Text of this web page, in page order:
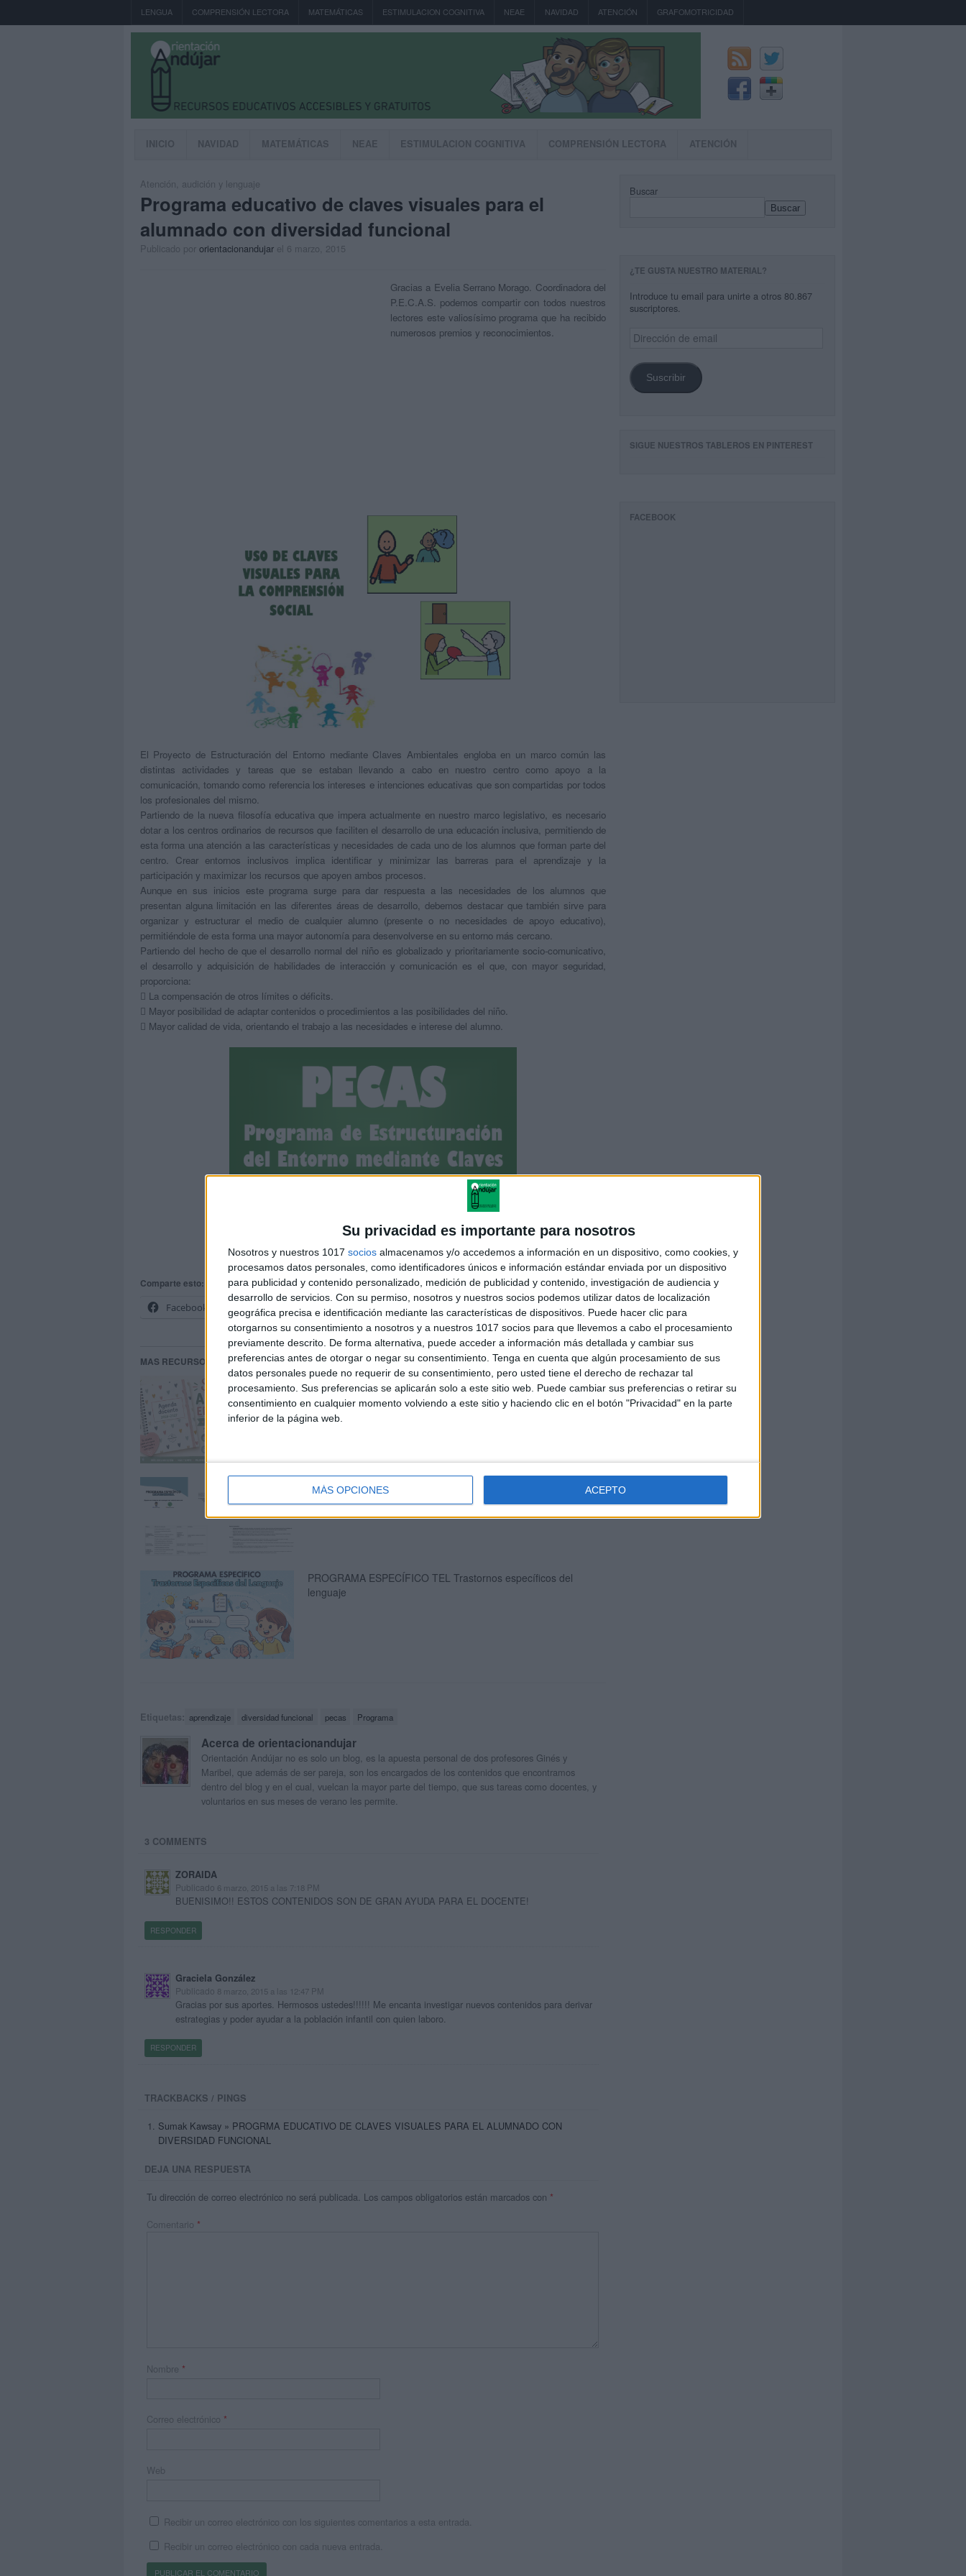
Su privacidad es importante para nosotros
Nosotros y nuestros 1017 socios almacenamos y/o accedemos a información en un dispositivo, como cookies, y
procesamos datos personales, como identificadores únicos e información estándar enviada por un dispositivo
para publicidad y contenido personalizado, medición de publicidad y contenido, investigación de audiencia y
desarrollo de servicios. Con su permiso, nosotros y nuestros socios podemos utilizar datos de localización
geográfica precisa e identificación mediante las características de dispositivos. Puede hacer clic para
otorgarnos su consentimiento a nosotros y a nuestros 1017 socios para que llevemos a cabo el procesamiento
previamente descrito. De forma alternativa, puede acceder a información más detallada y cambiar sus
preferencias antes de otorgar o negar su consentimiento. Tenga en cuenta que algún procesamiento de sus
datos personales puede no requerir de su consentimiento, pero usted tiene el derecho de rechazar tal
procesamiento. Sus preferencias se aplicarán solo a este sitio web. Puede cambiar sus preferencias o retirar su
consentimiento en cualquier momento volviendo a este sitio y haciendo clic en el botón "Privacidad" en la parte
inferior de la página web.
MÁS OPCIONES ACEPTO
LENGUA COMPRENSIÓN LECTORA MATEMÁTICAS ESTIMULACION COGNITIVA NEAE NAVIDAD ATENCIÓN GRAFOMOTRICIDAD
INICIO NAVIDAD MATEMÁTICAS NEAE ESTIMULACION COGNITIVA COMPRENSIÓN LECTORA ATENCIÓN
Atención audición y lenguaje
Programa educativo de claves visuales para el
alumnado con diversidad funcional
Publicado por orientacionandujar el 6 marzo, 2015
Gracias a Evelia Serrano Morago. Coordinadora del
P.E.C.A.S. podemos compartir con todos nuestros
lectores este valiosísimo programa que ha recibido
numerosos premios y reconocimientos.
El Proyecto de Estructuración del Entorno mediante Claves Ambientales engloba en un marco común las
distintas actividades y tareas que se estaban llevando a cabo en nuestro centro como apoyo a la
comunicación, tomando como referencia los intereses e intenciones educativas que son compartidas por todos
los profesionales del mismo.
Partiendo de la nueva filosofía educativa que impera actualmente en nuestro marco legislativo, es necesario
dotar a los centros ordinarios de recursos que faciliten el desarrollo de una educación inclusiva, permitiendo de
esta forma una atención a las características y necesidades de cada uno de los alumnos que forman parte del
centro. Crear entornos inclusivos implica identificar y minimizar las barreras para el aprendizaje y la
participación y maximizar los recursos que apoyen ambos procesos.
Aunque en sus inicios este programa surge para dar respuesta a las necesidades de los alumnos que
presentan alguna limitación en las diferentes áreas de desarrollo, debemos destacar que también sirve para
organizar y estructurar el medio de cualquier alumno (presente o no necesidades de apoyo educativo),
permitiéndole de esta forma una mayor autonomía para desenvolverse en su entorno más cercano.
Partiendo del hecho de que el desarrollo normal del niño es globalizado y prioritariamente socio-comunicativo,
el desarrollo y adquisición de habilidades de interacción y comunicación es el que, con mayor seguridad,
proporciona:
 La compensación de otros límites o déficits.
 Mayor posibilidad de adaptar contenidos o procedimientos a las posibilidades del niño.
 Mayor calidad de vida, orientando el trabajo a las necesidades e interese del alumno.
DESCARGA EL PROGRAMA EN PDF
PECAS
Comparte esto:
Facebook
MAS RECURSOS SOBRE ESTE TEMA
Super Agenda educativa curso 26-27
Programa Específico para los primeros años de la lectoescritura
PROGRAMA ESPECÍFICO TEL Trastornos específicos del
lenguaje
Etiquetas: aprendizaje diversidad funcional pecas Programa
Acerca de orientacionandujar
Orientación Andújar no es solo un blog, es la apuesta personal de dos profesores Ginés y
Maribel, que además de ser pareja, son los encargados de los contenidos que encontramos
dentro del blog y en el cual, vuelcan la mayor parte del tiempo, que sus tareas como docentes, y
voluntarios en sus meses de verano les permite.
3 COMMENTS
ZORAIDA
Publicado 6 marzo, 2015 a las 7:18 PM
BUENISIMO!! ESTOS CONTENIDOS SON DE GRAN AYUDA PARA EL DOCENTE!
RESPONDER
Graciela González
Publicado 8 marzo, 2015 a las 12:47 PM
Gracias por sus aportes. Hermosos ustedes!!!!!! Me encanta investigar nuevos contenidos para derivar
estrategias y poder ayudar a la población infantil con quien laboro.
RESPONDER
TRACKBACKS / PINGS
Sumak Kawsay » PROGRMA EDUCATIVO DE CLAVES VISUALES PARA EL ALUMNADO CON
DIVERSIDAD FUNCIONAL
DEJA UNA RESPUESTA
Tu dirección de correo electrónico no será publicada. Los campos obligatorios están marcados con *
Comentario *
Nombre *
Correo electrónico *
Web
Recibir un correo electrónico con los siguientes comentarios a esta entrada.
Recibir un correo electrónico con cada nueva entrada.
Buscar
Buscar
¿TE GUSTA NUESTRO MATERIAL?
Introduce tu email para unirte a otros 80.867
suscriptores.
Dirección
de
Suscribir
SIGUE NUESTROS TABLEROS EN PINTEREST
FACEBOOK